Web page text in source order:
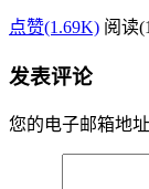
点赞(1.69K) 阅读
发表评论
您的电子邮箱地